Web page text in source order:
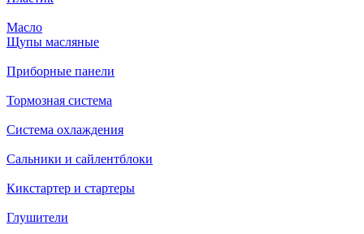
Масло
Щупы масляные
Приборные панели
Тормозная система
Система охлаждения
Сальники и сайлентблоки
Кикстартер и стартеры
Глушители